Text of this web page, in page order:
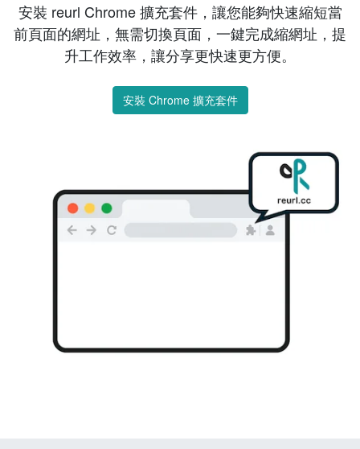
安裝 reurl Chrome 擴充套件，讓您能夠快速縮短當
前頁面的網址，無需切換頁面，一鍵完成縮網址，提
升工作效率，讓分享更快速更方便。
安裝 Chrome 擴充套件